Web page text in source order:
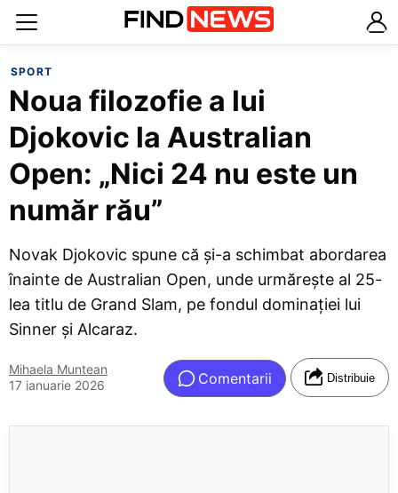
SPORT
Noua filozofie a lui
Djokovic la Australian
Open: „Nici 24 nu este un
număr rău”
Novak Djokovic spune că și-a schimbat abordarea
înainte de Australian Open, unde urmărește al 25-
lea titlu de Grand Slam, pe fondul dominației lui
Sinner și Alcaraz.
Mihaela Muntean
17 ianuarie 2026
Comentarii Distribuie